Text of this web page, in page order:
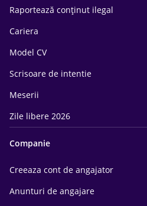
Raportează conținut ilegal
Cariera
Model CV
Scrisoare de intentie
Meserii
Zile libere 2026
Companie
Creeaza cont de angajator
Anunturi de angajare